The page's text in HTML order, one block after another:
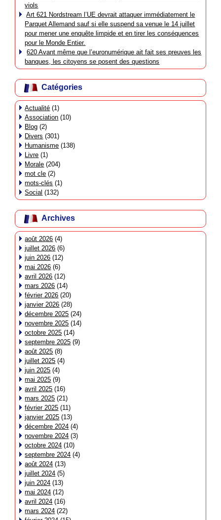
viols
Art 621 Nordstream l’UE devrait attaquer immédiatement le
Parquet Allemand sauf si elle suspend sa venue le 14 juillet
pour mener une enquête limpide et en tirer les conséquences
pour le Monde Entier.
620 Avant même que l’euronumérique ait fait ses preuves les
banques, les citoyens se posent des questions
Catégories
Actualité (1)
Association (10)
Blog (2)
Divers (301)
Humanisme (138)
Livre (1)
Morale (204)
mot cle (2)
mots-clés (1)
Social (132)
Archives
août 2026 (4)
juillet 2026 (6)
juin 2026 (12)
mai 2026 (6)
avril 2026 (12)
mars 2026 (14)
février 2026 (20)
janvier 2026 (28)
décembre 2025 (24)
novembre 2025 (14)
octobre 2025 (14)
septembre 2025 (9)
août 2025 (8)
juillet 2025 (4)
juin 2025 (4)
mai 2025 (9)
avril 2025 (16)
mars 2025 (21)
février 2025 (11)
janvier 2025 (13)
décembre 2024 (4)
novembre 2024 (3)
octobre 2024 (10)
septembre 2024 (4)
août 2024 (13)
juillet 2024 (5)
juin 2024 (13)
mai 2024 (12)
avril 2024 (16)
mars 2024 (22)